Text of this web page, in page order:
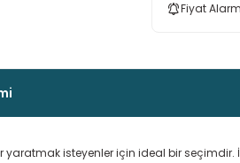
Fiyat
yaratmak isteyenler için ideal bir